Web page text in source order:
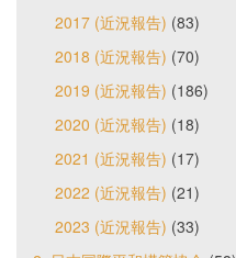
2017 (近況報告) (83)
2018 (近況報告) (70)
2019 (近況報告) (186)
2020 (近況報告) (18)
2021 (近況報告) (17)
2022 (近況報告) (21)
2023 (近況報告) (33)